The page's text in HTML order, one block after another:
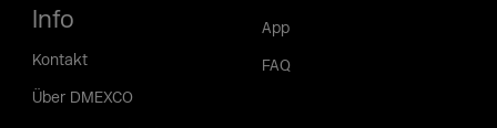
Info
Kontakt
Über DMEXCO
App
FAQ